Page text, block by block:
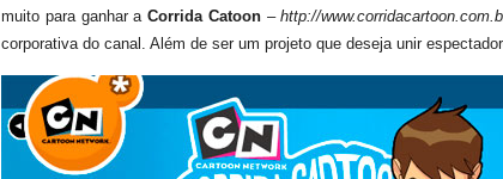
muito para ganhar a Corrida Catoon–http://
corporativa do canal. Além de ser um projeto que deseja unir